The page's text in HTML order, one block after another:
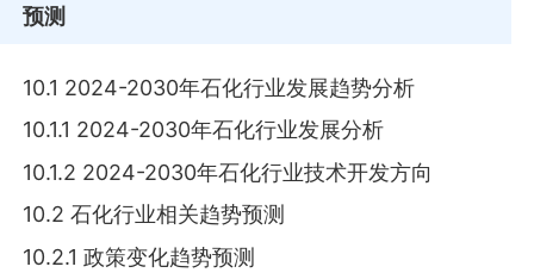
预测
10.1 2024-2030年石化行业发展趋势分析
10.1.1 2024-2030年石化行业发展分析
10.1.2 2024-2030年石化行业技术开发方向
10.2 石化行业相关趋势预测
10.2.1 政策变化趋势预测